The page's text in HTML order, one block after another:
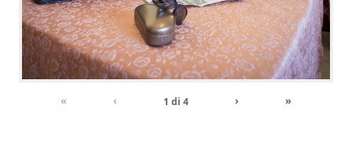
« ‹ 1 di 4 › »